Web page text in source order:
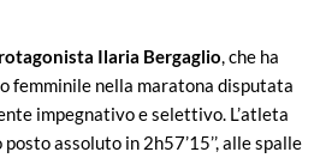
Ilaria Bergaglio , che ha
femminile nella maratona disputata
impegnativo e selettivo. L’atleta
assoluto in 2h57’15’’, alle spalle